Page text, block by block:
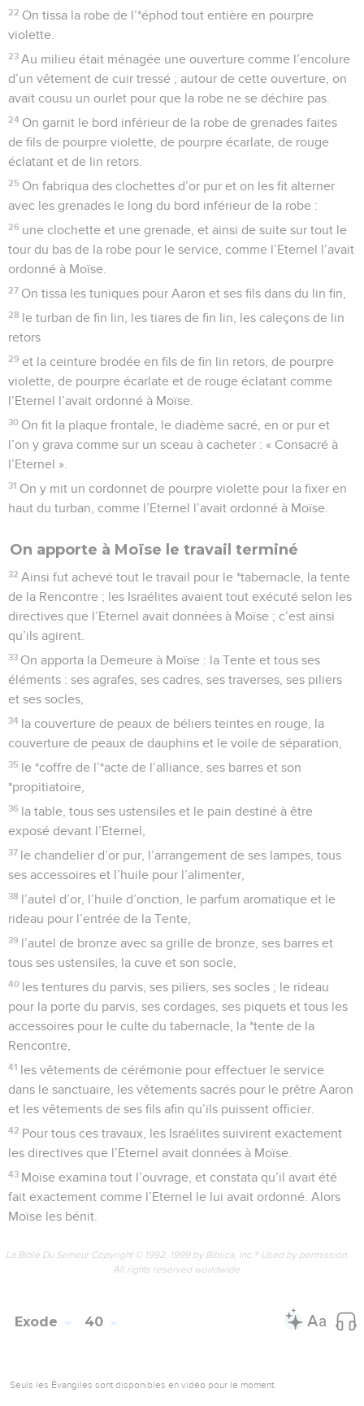
22 On tissa la robe de l’*éphod tout entière en pourpre
violette.
23 Au milieu était ménagée une ouverture comme l’encolure
d’un vêtement de cuir tressé ; autour de cette ouverture, on
avait cousu un ourlet pour que la robe ne se déchire pas.
24 On garnit le bord inférieur de la robe de grenades faites
de fils de pourpre violette, de pourpre écarlate, de rouge
éclatant et de lin retors.
25 On fabriqua des clochettes d’or pur et on les fit alterner
avec les grenades le long du bord inférieur de la robe :
26 une clochette et une grenade, et ainsi de suite sur tout le
tour du bas de la robe pour le service, comme l’Eternel l’avait
ordonné à Moïse.
27 On tissa les tuniques pour Aaron et ses fils dans du lin fin,
28 le turban de fin lin, les tiares de fin lin, les caleçons de lin
retors
29 et la ceinture brodée en fils de fin lin retors, de pourpre
violette, de pourpre écarlate et de rouge éclatant comme
l’Eternel l’avait ordonné à Moïse.
30 On fit la plaque frontale, le diadème sacré, en or pur et
l’on y grava comme sur un sceau à cacheter : « Consacré à
l’Eternel ».
31 On y mit un cordonnet de pourpre violette pour la fixer en
haut du turban, comme l’Eternel l’avait ordonné à Moïse.
On apporte à Moïse le travail terminé
32 Ainsi fut achevé tout le travail pour le *tabernacle, la tente
de la Rencontre ; les Israélites avaient tout exécuté selon les
directives que l’Eternel avait données à Moïse ; c’est ainsi
qu’ils agirent.
33 On apporta la Demeure à Moïse : la Tente et tous ses
éléments : ses agrafes, ses cadres, ses traverses, ses piliers
et ses socles,
34 la couverture de peaux de béliers teintes en rouge, la
couverture de peaux de dauphins et le voile de séparation,
35 le *coffre de l’*acte de l’alliance, ses barres et son
*propitiatoire,
36 la table, tous ses ustensiles et le pain destiné à être
exposé devant l’Eternel,
37 le chandelier d’or pur, l’arrangement de ses lampes, tous
ses accessoires et l’huile pour l’alimenter,
38 l’autel d’or, l’huile d’onction, le parfum aromatique et le
rideau pour l’entrée de la Tente,
39 l’autel de bronze avec sa grille de bronze, ses barres et
tous ses ustensiles, la cuve et son socle,
40 les tentures du parvis, ses piliers, ses socles ; le rideau
pour la porte du parvis, ses cordages, ses piquets et tous les
accessoires pour le culte du tabernacle, la *tente de la
Rencontre,
41 les vêtements de cérémonie pour effectuer le service
dans le sanctuaire, les vêtements sacrés pour le prêtre Aaron
et les vêtements de ses fils afin qu’ils puissent officier.
42 Pour tous ces travaux, les Israélites suivirent exactement
les directives que l’Eternel avait données à Moïse.
43 Moïse examina tout l’ouvrage, et constata qu’il avait été
fait exactement comme l’Eternel le lui avait ordonné. Alors
Moïse les bénit.
La Bible Du Semeur Copyright © 1992, 1999 by Biblica, Inc.® Used by permission.
All rights reserved worldwide.
Exode 40
Seuls les Évangiles sont disponibles en vidéo pour le moment.